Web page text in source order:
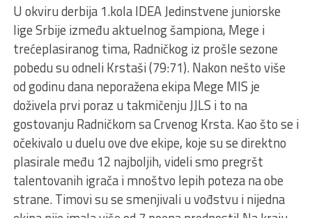
U okviru derbija 1.kola IDEA Jedinstvene juniorske
lige Srbije između aktuelnog šampiona, Mege i
trećeplasiranog tima, Radničkog iz prošle sezone
pobedu su odneli Krstaši (79:71). Nakon nešto više
od godinu dana neporažena ekipa Mege MIS je
doživela prvi poraz u takmičenju JJLS i to na
gostovanju Radničkom sa Crvenog Krsta. Kao što se i
očekivalo u duelu ove dve ekipe, koje su se direktno
plasirale među 12 najboljih, videli smo pregršt
talentovanih igrača i mnoštvo lepih poteza na obe
strane. Timovi su se smenjivali u vođstvu i nijedna